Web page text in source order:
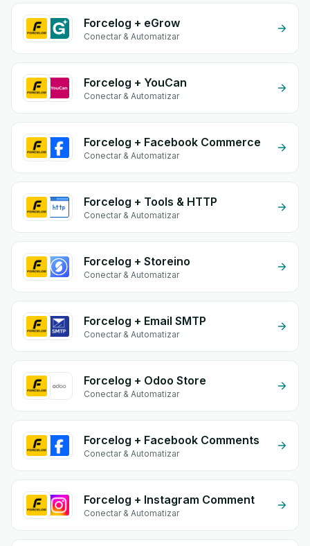
Forcelog + eGrow
Conectar & Automatizar
Forcelog + YouCan
Conectar & Automatizar
Forcelog + Facebook Commerce
Conectar & Automatizar
Forcelog + Tools & HTTP
Conectar & Automatizar
Forcelog + Storeino
Conectar & Automatizar
Forcelog + Email SMTP
Conectar & Automatizar
Forcelog + Odoo Store
Conectar & Automatizar
Forcelog + Facebook Comments
Conectar & Automatizar
Forcelog + Instagram Comment
Conectar & Automatizar